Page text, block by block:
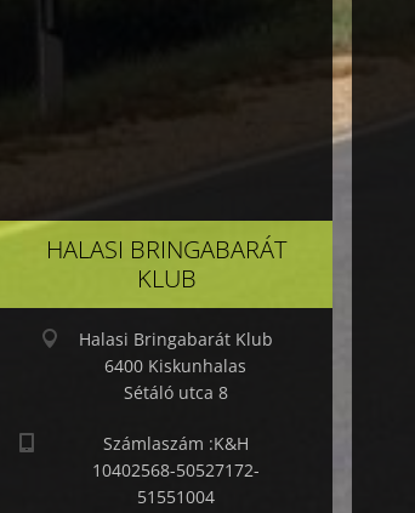
HALASI BRINGABARÁT
KLUB
Halasi Bringabarát Klub
6400 Kiskunhalas
Sétáló utca 8
Számlaszám :K&H
10402568-50527172-
51551004